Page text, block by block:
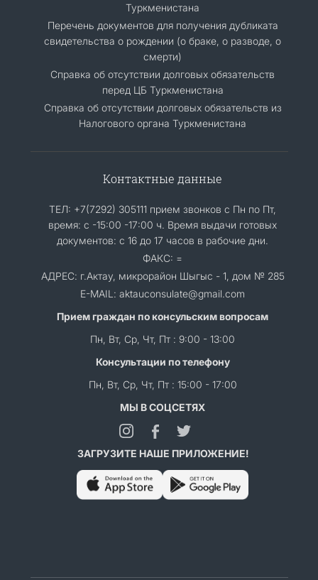
Туркменистана
Перечень документов для получения дубликата
свидетельства о рождении (о браке, о разводе, о
смерти)
Справка об отсутствии долговых обязательств
перед ЦБ Туркменистана
Справка об отсутствии долговых обязательств из
Налогового органа Туркменистана
Контактные данные
ТЕЛ: +7(7292) 305111 прием звонков с Пн по Пт,
время: с -15:00 -17:00 ч. Время выдачи готовых
документов: с 16 до 17 часов в рабочие дни.
ФАКС: =
АДРЕС: г.Актау, микрорайон Шыгыс - 1, дом № 285
E-MAIL: aktauconsulate@gmail.com
Прием граждан по консульским вопросам
Пн, Вт, Ср, Чт, Пт : 9:00 - 13:00
Консультации по телефону
Пн, Вт, Ср, Чт, Пт : 15:00 - 17:00
МЫ В СОЦСЕТЯХ
ЗАГРУЗИТЕ НАШЕ ПРИЛОЖЕНИЕ!